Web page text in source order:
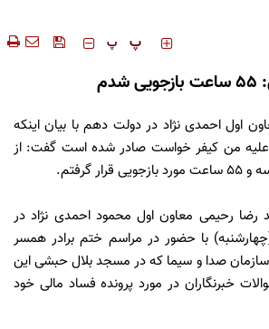
‍‍‍ پ پ
اول احمدی نژاد در دولت دهم با بیان اینکه
علیه من کیفر خواست صادر شده است گفت: از
رحیمی معاون اول محمود احمدی نژاد در
با حضور در مراسم ختم برادر همسر
صدا و سیما که در مسجد بلال حبشی این
خبرنگاران در مورد پرونده فساد مالی خود